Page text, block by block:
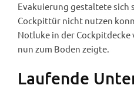
Evakuierung gestaltete sich
Cockpittür nicht nutzen
Notluke in der
nun zum Boden zeigte.
Laufende